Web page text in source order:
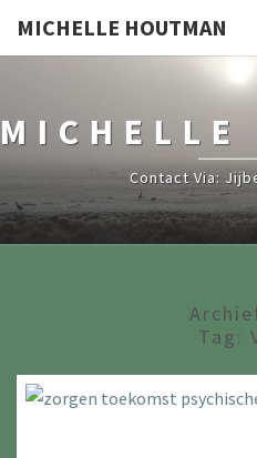
MICHELLE HOUTMAN
MICHELLE
Contact Via:
Tag: